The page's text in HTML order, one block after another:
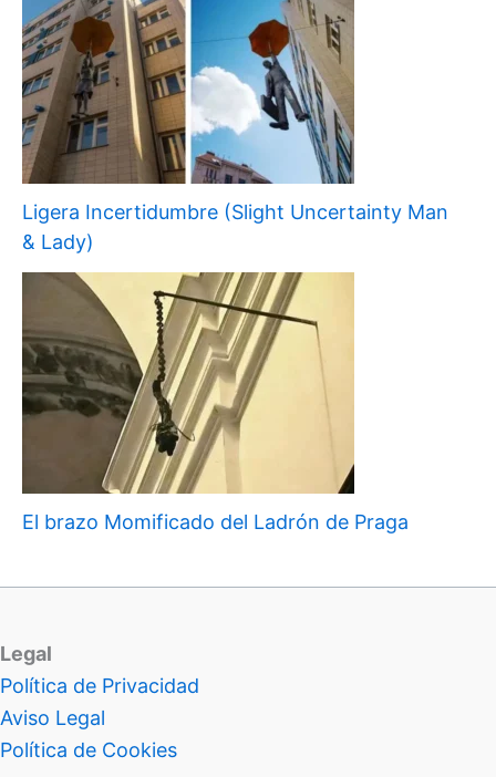
Ligera Incertidumbre (Slight Uncertainty Man
& Lady)
El brazo Momificado del Ladrón de Praga
Legal
Política de Privacidad
Aviso Legal
Política de Cookies